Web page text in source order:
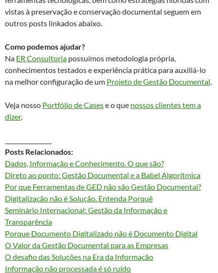
vistas à preservação e conservação documental seguem em
outros posts linkados abaixo.
Como podemos ajudar?
Na ER Consultoria possuímos metodologia própria,
conhecimentos testados e experiência prática para auxiliá-lo
na melhor configuração de um Projeto de Gestão Documental.
Veja nosso Portfólio de Casese o que nossos clientes tem a
dizer.
Posts Relacionados:
Dados, Informação e Conhecimento. O que são?
Direto ao ponto: Gestão Documental e a Babel Algorítmica
Por que Ferramentas de GED não são Gestão Documental?
Digitalização não é Solução. Entenda Porquê
Seminário Internacional: Gestão da Informação e
Transparência
Porque Documento Digitalizado não é Documento Digital
O Valor da Gestão Documental para as Empresas
O desafio das Soluções na Era da Informação
Informação não processada é só ruído